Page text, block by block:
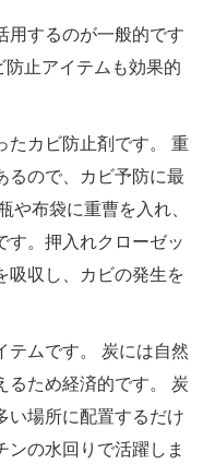
用するのが一般的です
止アイテムも効果的
たカビ防止剤です。 重
るので、カビ予防に最
や布袋に重曹を入れ、
す。押入れクローゼッ
吸収し、カビの発生を
テムです。 炭には自然
るため経済的です。 炭
い場所に配置するだけ
ンの水回りで活躍しま